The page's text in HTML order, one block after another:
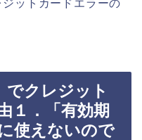
ットカードエラーの
クレジット
１．「有効期
使えないので